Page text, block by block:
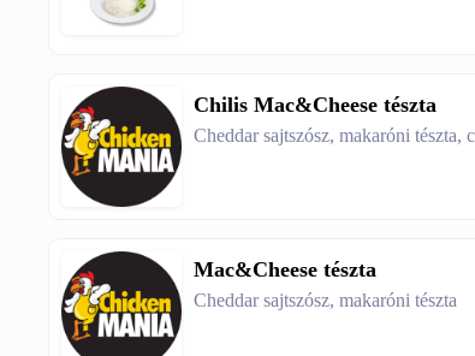
Chilis Mac&Cheese tészta
Cheddar sajtszósz, makaróni tészta,
Mac&Cheese tészta
Cheddar sajtszósz, makaróni tészta